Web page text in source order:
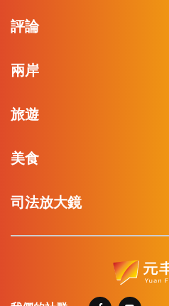
評論
兩岸
旅遊
美食
司法放大鏡